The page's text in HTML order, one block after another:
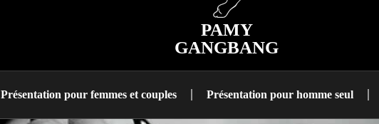
PAMY
GANGBANG
Présentation pour femmes et couples Présentation pour homme seul